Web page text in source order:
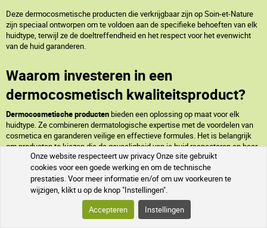
Onze website respecteert uw privacy Onze site gebruikt
cookies voor een goede werking en om de technische
prestaties. Voor meer informatie en/of om uw voorkeuren te
wijzigen, klikt u op de knop "Instellingen".
Accepteren
Instellingen
Deze dermocosmetische producten die verkrijgbaar zijn op Soin-et-Nature
zijn speciaal ontworpen om te voldoen aan de specifieke behoeften van elk
huidtype, terwijl ze de doeltreffendheid en het respect voor het evenwicht
van de huid garanderen.
Waarom investeren in een
dermocosmetisch kwaliteitsproduct?
Dermocosmetische productenbieden een oplossing op maat voor elk
huidtype. Ze combineren dermatologische expertise met de voordelen van
cosmetica en garanderen veilige en effectieve formules. Het is belangrijk
om producten te kiezen die de gevoeligheid van je huid respecteren en haar
de verzorging geven die ze nodig heeft zonder haar natuurlijke balans te
verstoren. Reinigers moeten bijvoorbeeld onzuiverheden verwijderen zonder
hard te zijn, terwijl vochtinbrengende crèmes moeten voeden en
beschermen zonder de poriën te verstoppen. Wekelijkse maskers en scrubs
helpen om de huid diepgaand te zuiveren en gezond te houden.
Regelmatig gebruik van de juistehuidverzorgingsproducten